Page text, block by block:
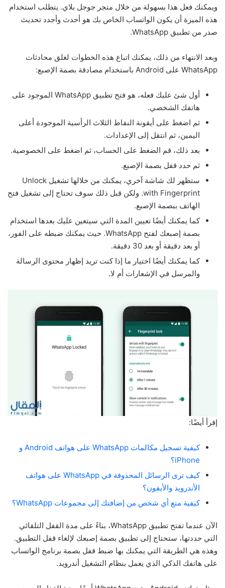
ويمكنك فعل هذا بسهولة من خلال متجر جوجل بلاي. يتطلب استخدام
هذه الميزة أن يكون الواتساب الخاص بك هو أحدث وأجدد تحديث
صدر من تطبيق WhatsApp.
وبعد الانتهاء من ذلك، يمكنك اتباع هذه الخطوات لغلق محادثات
WhatsApp على Android باستخدام مصادقة بصمة الإصبع:
أول شئ عليك فعله، هو فتح تطبيق WhatsApp الموجود على
هاتفك الشخصي.
ثم اضغط على أيقونة النقاط الثلاث الرأسية الموجودة أعلى
اليمين، ثم انتقل إلى الإعدادات.
بعد ذلك، قم الضغط على الحساب، ثم اضغط على الخصوصية.
ثم حدد قفل بصمة الإصبع.
ستظهر لك شاشة آخري، يمكنك من خلالها تشغيل Unlock
with Fingerprint. ولكن قبل ذلك سوف تحتاج إلى تشغيل فتح
الهاتف ببصمة الإصبع.
كما يمكنك أيضًا تعيين المدة التي سيتعين عليك بعدها استخدام
بصمة إصبعك لفتح WhatsApp. حيث يمكنك ضبطه على الفور،
أو بعد دقيقة أو بعد 30 دقيقة.
كما يمكنك أيضًا اختيار ما إذا كنت تريد إظهار محتوى الرسالة
والمرسل في الإشعارات أم لا.
إقرأ أيضًا:
كيفية تسجيل مكالمات WhatsApp على هواتف Android و
iPhone؟
كيف ترى الرسائل المحذوفة في WhatsApp على هواتف
الأندرويد والأيفون؟
كيفية منع أي شخص من إضافتك إلى مجموعات WhatsApp؟
الآن عندما تفتح تطبيق WhatsApp، بناءً على مدة القفل التلقائي
التي حددتها، ستحتاج إلى تطبيق بصمة إصبعك لإلغاء قفل التطبيق.
وهذه هي الطريقة التي يمكنك بها ضبط قفل بصمة برنامج الواتساب
على هاتفك الذكي الذي يعمل بنظام التشغيل أندرويد.